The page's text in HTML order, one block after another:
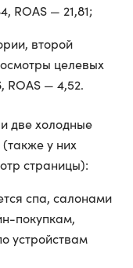
ROAS — 21,81;
второй
целевых
ROAS — 4,52.
две холодные
у них
страницы):
спа, салонами
покупкам,
устройствам